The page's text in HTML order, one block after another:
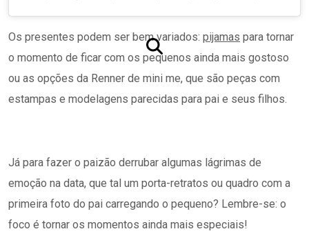
Os presentes podem ser bem variados: pijamas para tornar
o momento de ficar com os pequenos ainda mais gostoso
ou as opções da Renner de mini me, que são peças com
estampas e modelagens parecidas para pai e seus filhos.
Já para fazer o paizão derrubar algumas lágrimas de
emoção na data, que tal um porta-retratos ou quadro com a
primeira foto do pai carregando o pequeno? Lembre-se: o
foco é tornar os momentos ainda mais especiais!